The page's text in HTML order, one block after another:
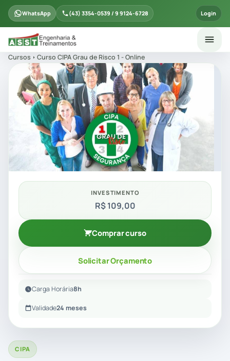
WhatsApp (43) 3354-0539 / 9 9124-6728 Login
Cursos Curso CIPA Grau de Risco 1 - Online
CIPA
INVESTIMENTO
R$ 109,00
Comprar curso
Solicitar Orçamento
Carga Horária8h
Validade24 meses